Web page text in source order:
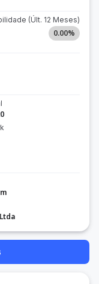
(Últ. 12 Meses)
0.00%